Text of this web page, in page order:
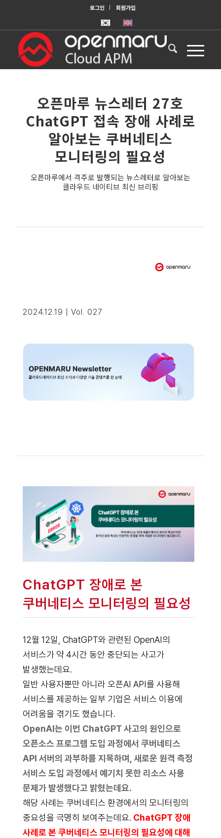
로그인 회원가입
오픈마루 뉴스레터 27호
ChatGPT 접속 장애 사례로
알아보는 쿠버네티스
모니터링의 필요성
오픈마루에서 격주로 발행되는 뉴스레터로 알아보는
클라우드 네이티브 최신 브리핑
2024.12.19 | Vol. 027
ChatGPT 장애로 본
쿠버네티스 모니터링의 필요성
12월 12일, ChatGPT와 관련된 OpenAI의
서비스가 약 4시간 동안 중단되는 사고가
발생했는데요.
일반 사용자뿐만 아니라 오픈AI API를 사용해
서비스를 제공하는 일부 기업은 서비스 이용에
어려움을 겪기도 했습니다.
OpenAI는 이번 ChatGPT 사고의 원인으로
오픈소스 프로그램 도입 과정에서 쿠버네티스
API 서버의 과부하를 지목하며, 새로운 원격 측정
서비스 도입 과정에서 예기치 못한 리소스 사용
문제가 발생했다고 밝혔는데요.
해당 사례는 쿠버네티스 환경에서의 모니터링의
중요성을 극명히 보여주는데요. ChatGPT 장애
사례로 본 쿠버네티스 모니터링의 필요성에 대해